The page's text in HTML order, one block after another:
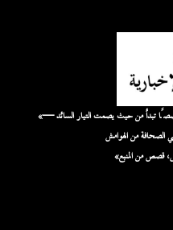
«نحن نُضخّم الأصوات التي لها قيمة، ونروي قصصًا تبدأ من حيث يصمت التيار السائد —